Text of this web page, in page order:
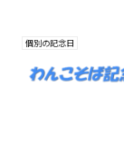
個別の記念日